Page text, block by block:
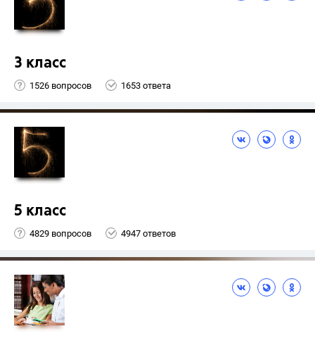
3 класс
1526 вопросов 1653 ответа
5 класс
4829 вопросов 4947 ответов